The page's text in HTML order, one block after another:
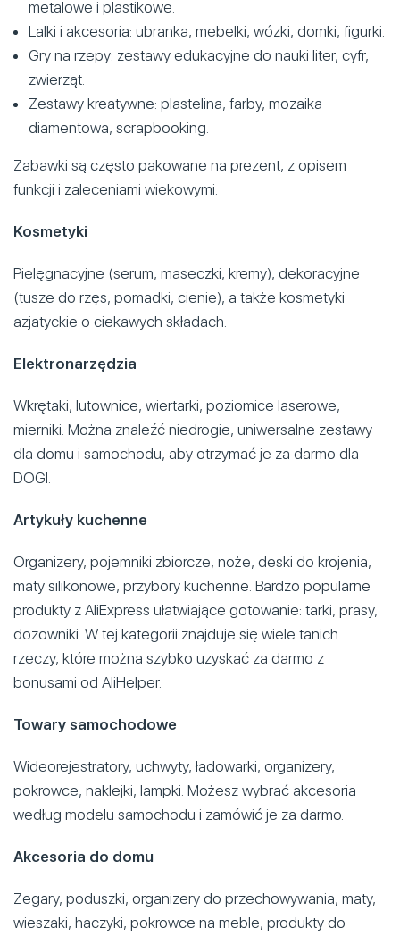
metalowe i plastikowe.
Lalki i akcesoria: ubranka, mebelki, wózki, domki, figurki.
Gry na rzepy: zestawy edukacyjne do nauki liter, cyfr,
zwierząt.
Zestawy kreatywne: plastelina, farby, mozaika
diamentowa, scrapbooking.
Zabawki są często pakowane na prezent, z opisem
funkcji i zaleceniami wiekowymi.
Kosmetyki
Pielęgnacyjne (serum, maseczki, kremy), dekoracyjne
(tusze do rzęs, pomadki, cienie), a także kosmetyki
azjatyckie o ciekawych składach.
Elektronarzędzia
Wkrętaki, lutownice, wiertarki, poziomice laserowe,
mierniki. Można znaleźć niedrogie, uniwersalne zestawy
dla domu i samochodu, aby otrzymać je za darmo dla
DOGI.
Artykuły kuchenne
Organizery, pojemniki zbiorcze, noże, deski do krojenia,
maty silikonowe, przybory kuchenne. Bardzo popularne
produkty z AliExpress ułatwiające gotowanie: tarki, prasy,
dozowniki. W tej kategorii znajduje się wiele tanich
rzeczy, które można szybko uzyskać za darmo z
bonusami od AliHelper.
Towary samochodowe
Wideorejestratory, uchwyty, ładowarki, organizery,
pokrowce, naklejki, lampki. Możesz wybrać akcesoria
według modelu samochodu i zamówić je za darmo.
Akcesoria do domu
Zegary, poduszki, organizery do przechowywania, maty,
wieszaki, haczyki, pokrowce na meble, produkty do